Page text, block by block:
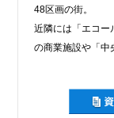
48区画の街。
近隣には「エコー
の商業施設や「中